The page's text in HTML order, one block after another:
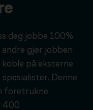
deg jobbe 100%
gjør jobben
på eksterne
Denne
foretrukne
400